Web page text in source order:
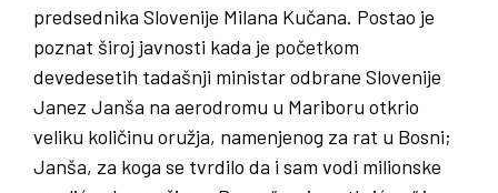
predsednika Slovenije Milana Kučana. Postao je
poznat široj javnosti kada je početkom
devedesetih tadašnji ministar odbrane Slovenije
Janez Janša na aerodromu u Mariboru otkrio
veliku količinu oružja, namenjenog za rat u Bosni;
Janša, za koga se tvrdilo da i sam vodi milionske